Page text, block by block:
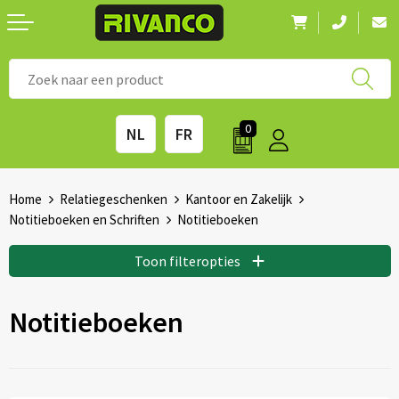
NL FR 0
Kantoorartikelen
Kinderen & spellen
Technologie & Accessoires
◼ Eco-producten
◼ Survival gear
◼ Seizoenen
◼ Feestdagen
Home Relatiegeschenken
Kantoor en Zakelijk
Notitieboeken en Schriften
Notitieboeken
Toon filteropties
Notitieboeken